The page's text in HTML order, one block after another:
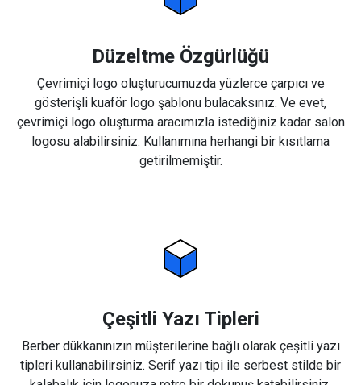
Düzeltme Özgürlüğü
Çevrimiçi logo oluşturucumuzda yüzlerce çarpıcı ve
gösterişli kuaför logo şablonu bulacaksınız. Ve evet,
çevrimiçi logo oluşturma aracımızla istediğiniz kadar salon
logosu alabilirsiniz. Kullanımına herhangi bir kısıtlama
getirilmemiştir.
Çeşitli Yazı Tipleri
Berber dükkanınızın müşterilerine bağlı olarak çeşitli yazı
tipleri kullanabilirsiniz. Serif yazı tipi ile serbest stilde bir